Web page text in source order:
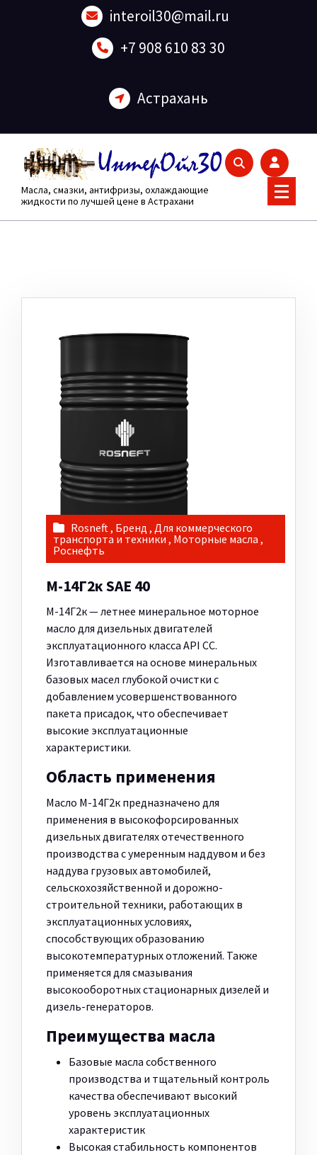
interoil30@mail.ru
+7 908 610 83 30
Астрахань
Масла, смазки, антифризы, охлаждающие
жидкости по лучшей цене в Астрахани
Rosneft, Бренд , Для коммерческого
транспорта и техники , Моторные масла ,
Роснефть
М-14Г2к SAE 40
М-14Г2к — летнее минеральное моторное
масло для дизельных двигателей
эксплуатационного класса API CC.
Изготавливается на основе минеральных
базовых масел глубокой очистки с
добавлением усовершенствованного
пакета присадок, что обеспечивает
высокие эксплуатационные
характеристики.
Область применения
Масло М-14Г2к предназначено для
применения в высокофорсированных
дизельных двигателях отечественного
производства с умеренным наддувом и без
наддува грузовых автомобилей,
сельскохозяйственной и дорожно-
строительной техники, работающих в
эксплуатационных условиях,
способствующих образованию
высокотемпературных отложений. Также
применяется для смазывания
высокооборотных стационарных дизелей и
дизель-генераторов.
Преимущества масла
Базовые масла собственного
производства и тщательный контроль
качества обеспечивают высокий
уровень эксплуатационных
характеристик
Высокая стабильность компонентов